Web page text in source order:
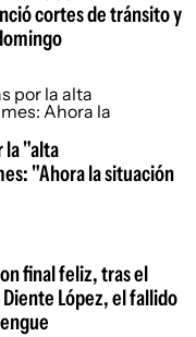
cortes de tránsito y
la "alta
"Ahora la situación
final feliz, tras el
López, el fallido